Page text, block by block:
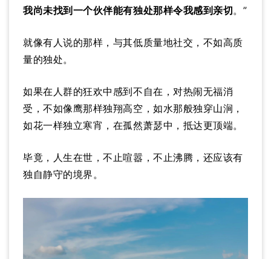
我尚未找到一个伙伴能有独处那样令我感到亲切。”
就像有人说的那样，与其低质量地社交，不如高质
量的独处。
如果在人群的狂欢中感到不自在，对热闹无福消
受，不如像鹰那样独翔高空，如水那般独穿山涧，
如花一样独立寒宵，在孤然萧瑟中，抵达更顶端。
毕竟，人生在世，不止喧嚣，不止沸腾，还应该有
独自静守的境界。